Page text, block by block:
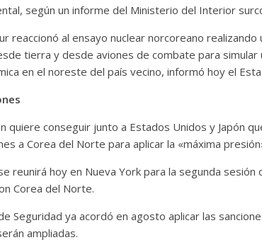
según un informe del Ministerio del Interior
reaccionó al ensayo nuclear norcoreano
tierra y desde aviones de combate para simular
en el noreste del país vecino, informó hoy el
quiere conseguir junto a Estados Unidos y Japón
a Corea del Norte para aplicar la «máxima
reunirá hoy en Nueva York para la segunda
Corea del Norte.
Seguridad ya acordó en agosto aplicar las
ampliadas.